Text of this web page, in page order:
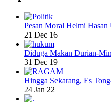
Pesan Moral Helmi
21 Dec 16
Diduga Makan Durian-
31 Dec 19
Hingga Sekarang, Es
24 Jan 22